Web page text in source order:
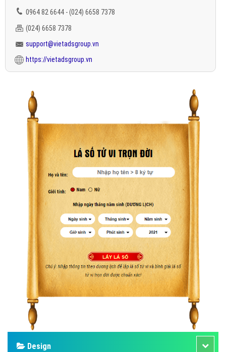
0964 82 6644 - (024) 6658 7378
(024) 6658 7378
support@vietadsgroup.vn
https://vietadsgroup.vn
Design